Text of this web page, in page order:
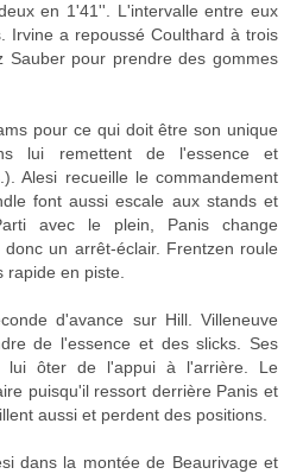
en 1'41''. L'intervalle entre eux
Irvine a repoussé Coulthard à trois
Sauber pour prendre des gommes
pour ce qui doit être son unique
lui remettent de l'essence et
Alesi recueille le commandement
font aussi escale aux stands et
avec le plein, Panis change
un arrêt-éclair. Frentzen roule
en piste.
d'avance sur Hill. Villeneuve
de l'essence et des slicks. Ses
lui ôter de l'appui à l'arrière. Le
puisqu'il ressort derrière Panis et
aussi et perdent des positions.
dans la montée de Beaurivage et